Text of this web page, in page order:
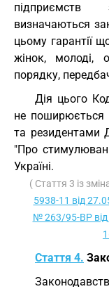
підприємств
визначаються
цьому гарантії
жінок, молоді,
порядку,
Дія цього
не поширюється
та резидентами
"Про
Україні.
( Стаття 3 із
5938-11 від
№ 263/95-ВР
Стаття 4.